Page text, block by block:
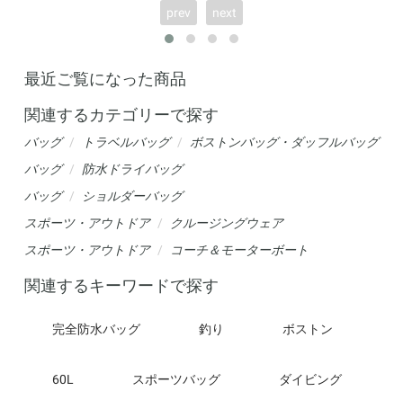
prev next
最近ご覧になった商品
関連するカテゴリーで探す
バッグ トラベルバッグ
ボストンバッグ・ダッフルバッグ
バッグ
防水ドライバッグ
バッグ
ショルダーバッグ
スポーツ・アウトドア
クルージングウェア
スポーツ・アウトドア
コーチ＆モーターボート
関連するキーワードで探す
完全防水バッグ 釣り ボストン
60L スポーツバッグ ダイビング